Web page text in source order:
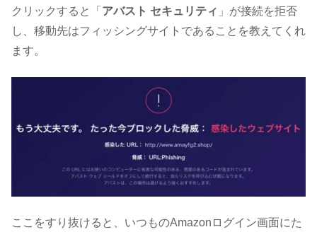
クリックすると「 アバスト セキュリティ 」が接続を拒否
し、移動先はフィッシングサイトであることを教えてくれ
ます。
ここをすり抜けると、いつものAmazonログイン画面にた